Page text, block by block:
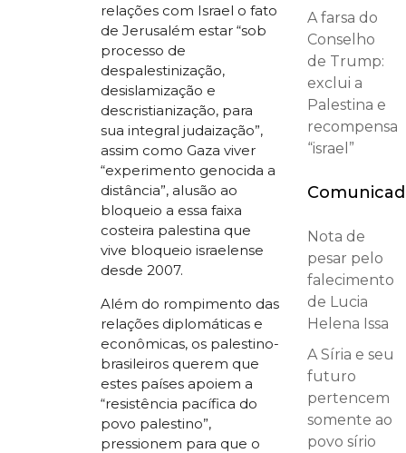
relações com Israel o fato
de Jerusalém estar “sob
processo de
despalestinização,
desislamização e
descristianização, para
sua integral judaização”,
assim como Gaza viver
“experimento genocida a
distância”, alusão ao
bloqueio a essa faixa
costeira palestina que
vive bloqueio israelense
desde 2007.
Além do rompimento das
relações diplomáticas e
econômicas, os palestino-
brasileiros querem que
estes países apoiem a
“resistência pacífica do
povo palestino”,
pressionem para que o
A farsa do
Conselho
de Trump:
exclui a
Palestina e
recompensa
“israel”
Nota de
pesar pelo
falecimento
de Lucia
Helena Issa
A Síria e seu
futuro
pertencem
somente ao
povo sírio